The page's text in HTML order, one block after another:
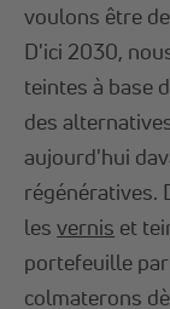
voulons être
D'ici 2030,
teintes à base
des
aujourd'hui
régénératives.
lesvernis et
portefeuille
colmaterons